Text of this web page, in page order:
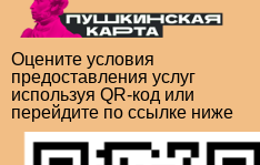
Оцените условия
предоставления услуг
используя QR-код или
перейдите по ссылке ниже